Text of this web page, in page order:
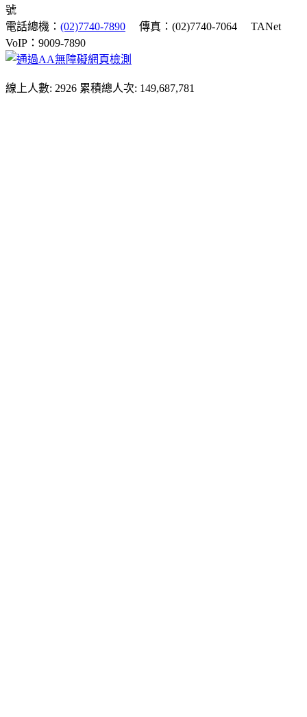
號
電話總機： (02)7740-7890 傳真：(02)7740-7064
TANet
VoIP：9009-7890
線上人數: 2926 累積總人次: 149,687,781